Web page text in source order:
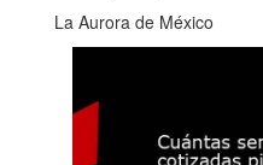
La Aurora de México